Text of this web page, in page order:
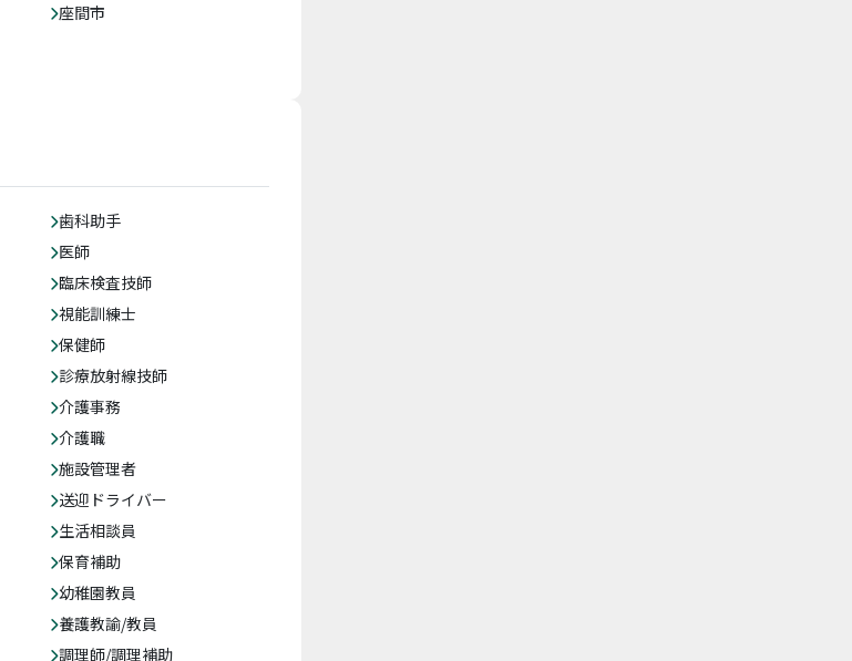
座間市
歯科助手
医師
臨床検査技師
視能訓練士
保健師
診療放射線技師
介護事務
介護職
施設管理者
送迎ドライバー
生活相談員
保育補助
幼稚園教員
養護教諭/教員
調理師/調理補助